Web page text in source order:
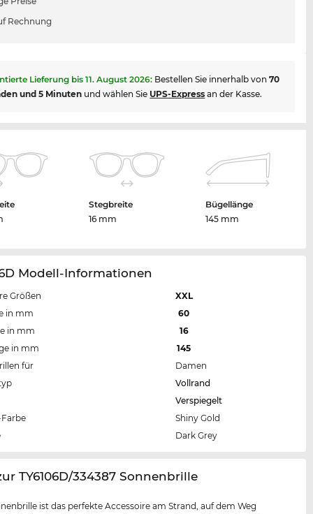
Rechnung
Lieferung bis11. August 2026: Bestellen Sie innerhalb von70
und 5 Minuten und wählen Sie UPS-Express an der Kasse.
Stegbreite
16 mm
Bügellänge
145 mm
Modell-Informationen
Größen
XXL
in mm
60
in mm
16
in mm
145
für
Damen
Vollrand
Verspiegelt
Shiny Gold
Dark Grey
TY6106D/334387 Sonnenbrille
ist das perfekte Accessoire am Strand, auf dem Weg